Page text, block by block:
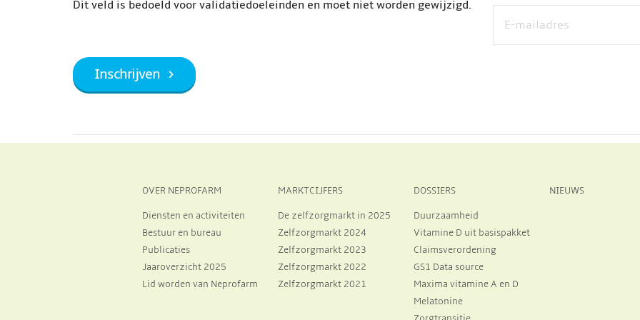
Dit veld is bedoeld voor validatiedoeleinden en moet niet worden gewijzigd.
OVER NEPROFARM
Diensten en activiteiten
Bestuur en bureau
Publicaties
Jaaroverzicht 2025
Lid worden van Neprofarm
MARKTCIJFERS
De zelfzorgmarkt in 2025
Zelfzorgmarkt 2024
Zelfzorgmarkt 2023
Zelfzorgmarkt 2022
Zelfzorgmarkt 2021
DOSSIERS
Duurzaamheid
Vitamine D uit basispakket
Claimsverordening
GS1 Data source
Maxima vitamine A en D
Melatonine
NIEUWS